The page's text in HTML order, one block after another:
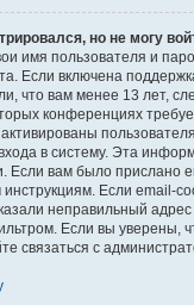
но не могу
имя пользователя и
Если включена
что вам менее 13 лет,
конференциях
в систему. Эта
Если вам было прислано
Если email-
неправильный
Если вы уверены,
связаться с